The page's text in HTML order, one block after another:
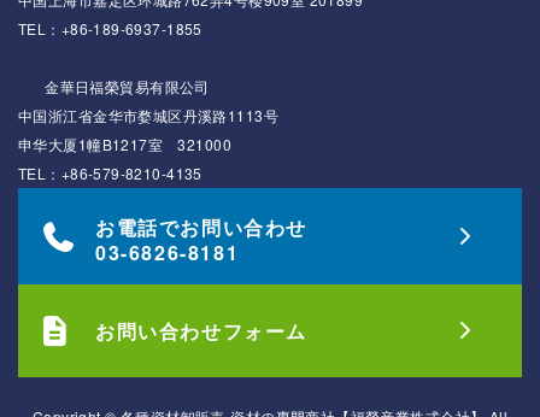
TEL：+86-189-6937-1855
金華日福榮貿易有限公司
中国浙江省金华市婺城区丹溪路1113号
申华大厦1幢B1217室 321000
TEL：+86-579-8210-4135
お電話でお問い合わせ
03-6826-8181
お問い合わせフォーム